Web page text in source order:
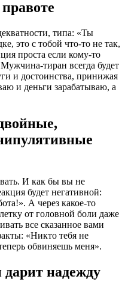
типа: «Ты
это с тобой что-то не так,
проста если кому-то
тиран всегда будет
и достоинства, принижая
и деньги зарабатываю, а
И как бы вы не
будет негативной:
А через какое-то
от головной боли даже
все сказанное вами
«Никто тебя не
обвиняешь меня».
надежду